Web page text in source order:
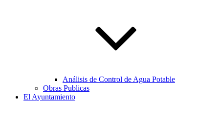
Análisis de Control de Agua Potable
Obras Publicas
El Ayuntamiento